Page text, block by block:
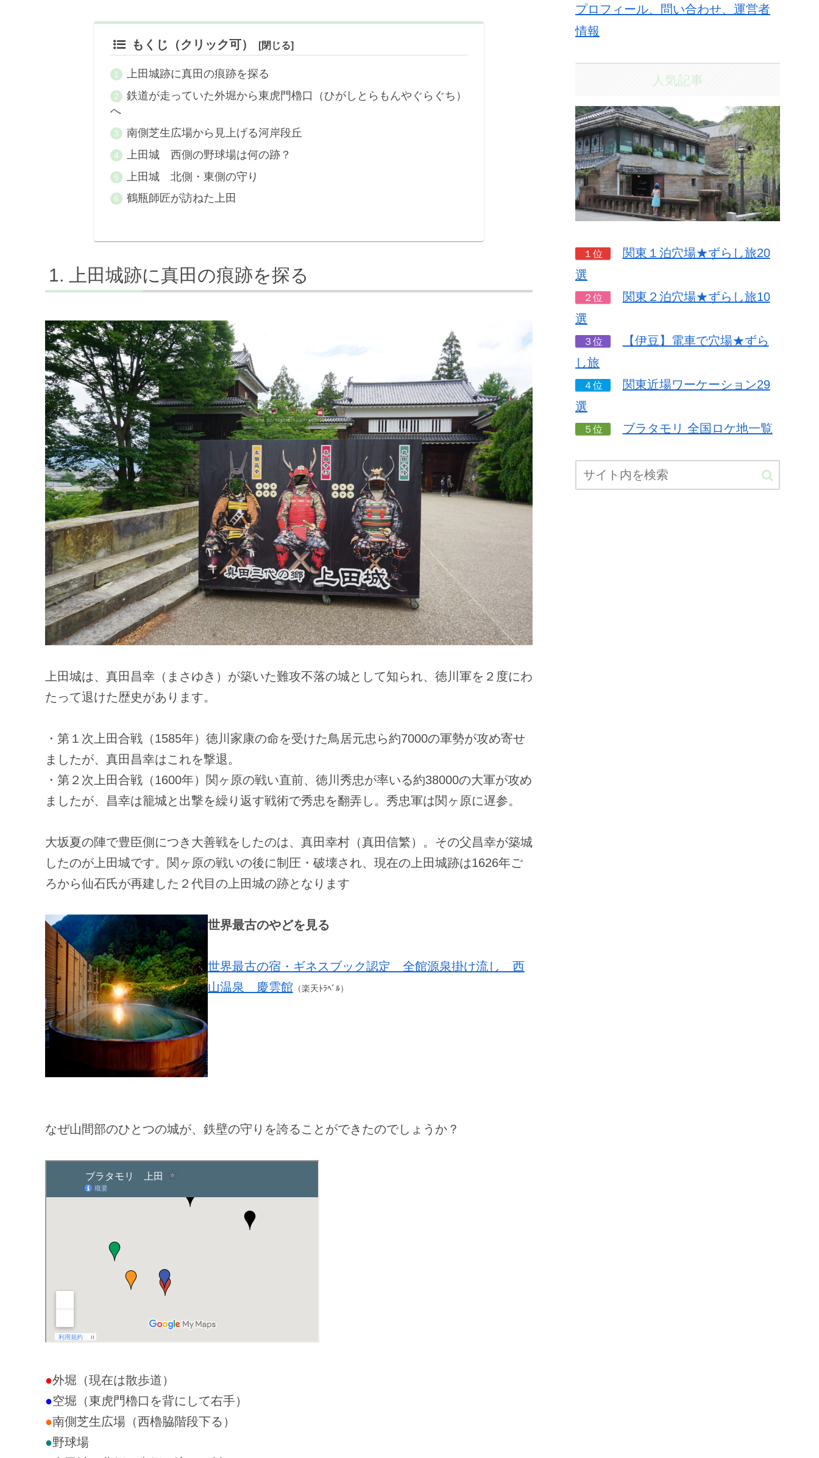
もくじ（クリック可）
上田城跡に真田の痕跡を探る
鉄道が走っていた外堀から東虎門櫓口（ひがしとらもんやぐらぐち）
へ
南側芝生広場から見上げる河岸段丘
上田城 西側の野球場は何の跡？
上田城 北側・東側の守り
鶴瓶師匠が訪ねた上田
上田城跡に真田の痕跡を探る
上田城は、真田昌幸（まさゆき）が築いた難攻不落の城として知られ、徳川軍を２度にわ
たって退けた歴史があります。
・第１次上田合戦（1585年）徳川家康の命を受けた鳥居元忠ら約7000の軍勢が攻め寄せ
ましたが、真田昌幸はこれを撃退。
・第２次上田合戦（1600年）関ヶ原の戦い直前、徳川秀忠が率いる約38000の大軍が攻め
ましたが、昌幸は籠城と出撃を繰り返す戦術で秀忠を翻弄し。秀忠軍は関ヶ原に遅参。
大坂夏の陣で豊臣側につき大善戦をしたのは、真田幸村（真田信繁）。その父昌幸が築城
したのが上田城です。関ヶ原の戦いの後に制圧・破壊され、現在の上田城跡は1626年ご
ろから仙石氏が再建した２代目の上田城の跡となります
世界最古のやどを見る
世界最古の宿・ギネスブック認定 全館源泉掛け流し 西
山温泉 慶雲館 （楽天ﾄﾗﾍﾞﾙ）
なぜ山間部のひとつの城が、鉄壁の守りを誇ることができたのでしょうか？
●外堀（現在は散歩道）
●空堀（東虎門櫓口を背にして右手）
●南側芝生広場（西櫓脇階段下る）
●野球場
プロフィール、問い合わせ、運営者
情報
人気記事
１位
関東１泊穴場★ずらし旅20
選
２位
関東２泊穴場★ずらし旅10
選
３位
【伊豆】電車で穴場★ずら
し旅
４位
関東近場ワーケーション29
選
５位 ブラタモリ 全国ロケ地一覧